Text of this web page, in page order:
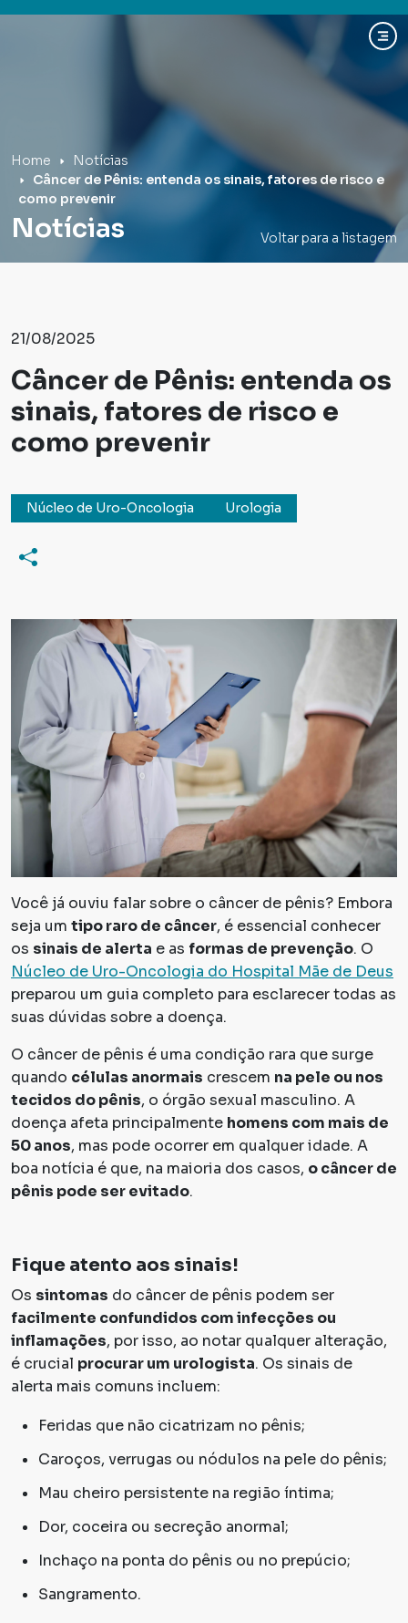
Home
Notícias
Câncer de Pênis: entenda os sinais, fatores de risco e
como prevenir
Notícias Voltar para a listagem
21/08/2025
Câncer de Pênis: entenda os
sinais, fatores de risco e
como prevenir
Núcleo de Uro-Oncologia Urologia
Você já ouviu falar sobre o câncer de pênis? Embora
seja um tipo raro de câncer, é essencial conhecer
os sinais de alerta e as formas de prevenção. O
Núcleo de Uro-Oncologia do Hospital Mãe de Deus
preparou um guia completo para esclarecer todas as
suas dúvidas sobre a doença.
O câncer de pênis é uma condição rara que surge
quando células anormais crescem na pele ou nos
tecidos do pênis, o órgão sexual masculino. A
doença afeta principalmente homens com mais de
50 anos, mas pode ocorrer em qualquer idade. A
boa notícia é que, na maioria dos casos, o câncer de
pênis pode ser evitado.
Fique atento aos sinais!
Os sintomas do câncer de pênis podem ser
facilmente confundidos com infecções ou
inflamações, por isso, ao notar qualquer alteração,
é crucial procurar um urologista. Os sinais de
alerta mais comuns incluem:
Feridas que não cicatrizam no pênis;
Caroços, verrugas ou nódulos na pele do pênis;
Mau cheiro persistente na região íntima;
Dor, coceira ou secreção anormal;
Inchaço na ponta do pênis ou no prepúcio;
Sangramento.